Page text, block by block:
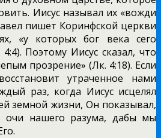
Иисус называл их «вожди
пишет Коринфской церкви
«у которых бог века сего
Поэтому Иисус ска­зал, что
прозрение» (Лк. 4:18). Если
утраченное нами
раз, когда Иисус исцелял
земной жизни, Он показывал,
очи нашего разума, дабы мы